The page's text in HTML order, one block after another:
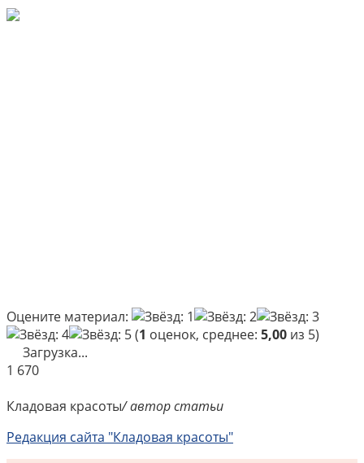
Оцените материал:
(1 оценок, среднее: 5,00 из 5)
Загрузка...
1 670
Кладовая красоты/ автор статьи
Редакция сайта "Кладовая красоты"